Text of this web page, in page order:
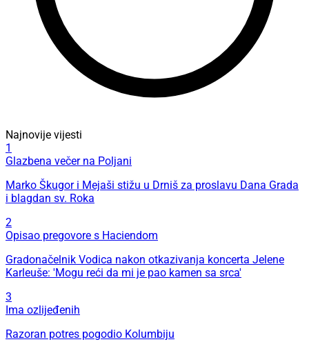
Najnovije vijesti
1
Glazbena večer na Poljani
Marko Škugor i Mejaši stižu u Drniš za proslavu Dana Grada
i blagdan sv. Roka
2
Opisao pregovore s Haciendom
Gradonačelnik Vodica nakon otkazivanja koncerta Jelene
Karleuše: 'Mogu reći da mi je pao kamen sa srca'
3
Ima ozlijeđenih
Razoran potres pogodio Kolumbiju